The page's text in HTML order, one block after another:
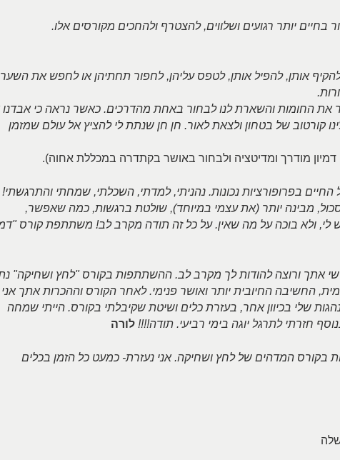
בחיים יותר רגועים ושלווים, להצטרף ולהחכים מקורסים אלו.
אותן, להפיל אותן, לטפס עליהן, לחפור תחתיהן או לחפש את
את החומות והשארת לנו לבחור באחת מהדרכים. כאשר נראה כי
קורטוב של בטחון ולצאת לאור. חן חן שנתת לי להציץ אל עולם שמזמן
מודרך ומדיטציה ולבחור באושר בקתדרה במכללת אחוה).
בפרופורציות נכונות. נהניתי, למדתי, השכלתי, שמחתי והתרגשתי!
מבינה יותר (את עצמי במיוחד), שולטת ברגשות, כמה שאפשר,
ולא בוכה על מה שאין. על כל זה תודה מקרב לב! משתתפת קורס
אתך ורוצה להודות לך מקרב לב. ההשתתפות בקורס "לחץ ושחיקה"
החשיבה החיובית יותר ואושר פנימי. לאחר הקורס וההכרות אתך אני
שלי בכיוון אחר, בעזרת כלים ושיטת שקיבלתי בקורס. הייתי שמחה
חזרתי לתרגל יוגה בימי רביעי. תודה!!!! לורה
בקורס המדהים של לחץ ושחיקה. אני נעזרת- כמעט כל הזמן בכלים